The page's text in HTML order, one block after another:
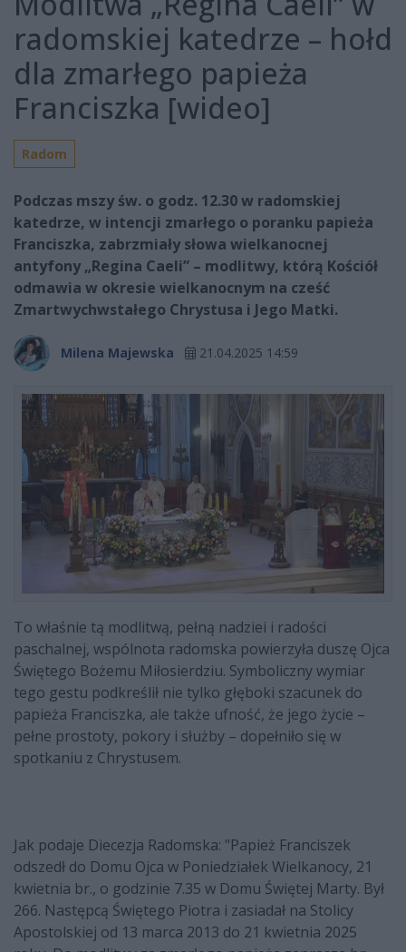
radomskiej katedrze – hołd
dla zmarłego papieża
Franciszka [wideo]
Radom
Podczas mszy św. o godz. 12.30 w radomskiej
katedrze, w intencji zmarłego o poranku papieża
Franciszka, zabrzmiały słowa wielkanocnej
antyfony „Regina Caeli” – modlitwy, którą Kościół
odmawia w okresie wielkanocnym na cześć
Zmartwychwstałego Chrystusa i Jego Matki.
Milena Majewska 21.04.2025 14:59
To właśnie tą modlitwą, pełną nadziei i radości
paschalnej, wspólnota radomska powierzyła duszę Ojca
Świętego Bożemu Miłosierdziu. Symboliczny wymiar
tego gestu podkreślił nie tylko głęboki szacunek do
papieża Franciszka, ale także ufność, że jego życie –
pełne prostoty, pokory i służby – dopełniło się w
spotkaniu z Chrystusem.
Jak podaje Diecezja Radomska: "Papież Franciszek
odszedł do Domu Ojca w Poniedziałek Wielkanocy, 21
kwietnia br., o godzinie 7.35 w Domu Świętej Marty. Był
266. Następcą Świętego Piotra i zasiadał na Stolicy
Apostolskiej od 13 marca 2013 do 21 kwietnia 2025